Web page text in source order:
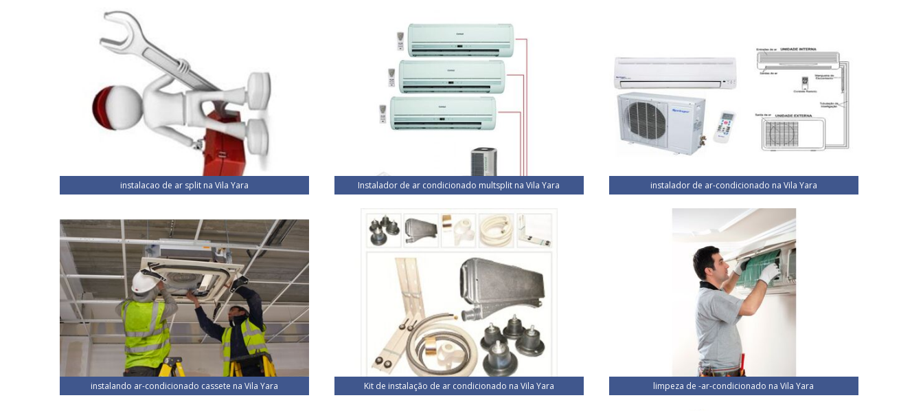
instalacao de ar split na Vila Yara Instalador de ar condicionado multsplit na Vila Yara instalador de ar-condicionado na Vila Yara
instalando ar-condicionado cassete na Vila Yara Kit de instalação de ar condicionado na Vila Yara limpeza de -ar-condicionado na Vila Yara